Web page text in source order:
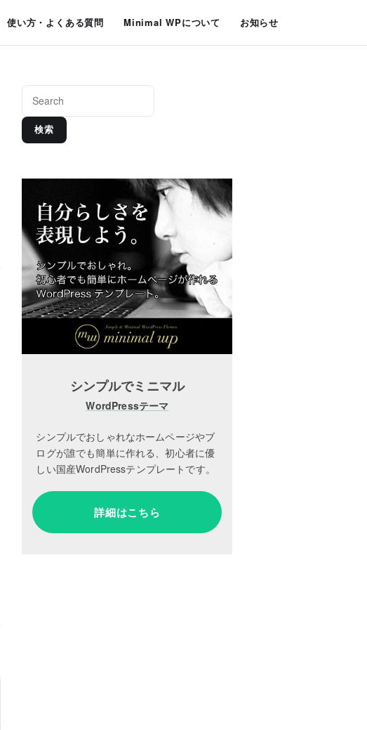
使い方・よくある質問 Minimal WPについて お知らせ
検索
シンプルでミニマル
WordPressテーマ
シンプルでおしゃれなホームページやブ
ログが誰でも簡単に作れる、初心者に優
しい国産WordPressテンプレートです。
詳細はこちら